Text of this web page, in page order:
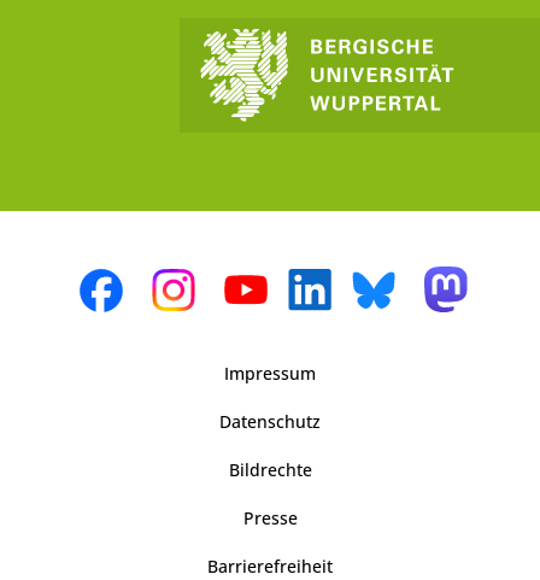
Impressum
Datenschutz
Bildrechte
Presse
Barrierefreiheit